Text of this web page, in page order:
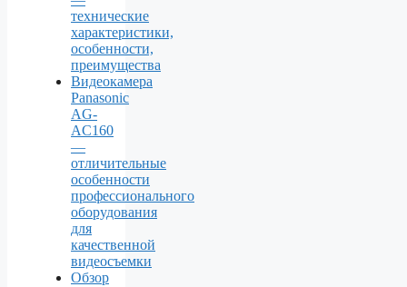
технические
характеристики,
особенности,
преимущества
Видеокамера
Panasonic
AG-
AC160
—
отличительные
особенности
профессионального
оборудования
для
качественной
видеосъемки
Обзор